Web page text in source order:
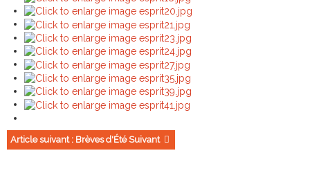
Article suivant : Brèves d'ÉtéSuivant